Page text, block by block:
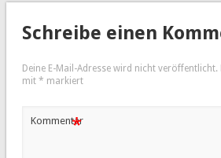
Schreibe einen
Deine E-Mail-Adresse wird nicht veröffentlicht.
mit * markiert
Kommentar
*